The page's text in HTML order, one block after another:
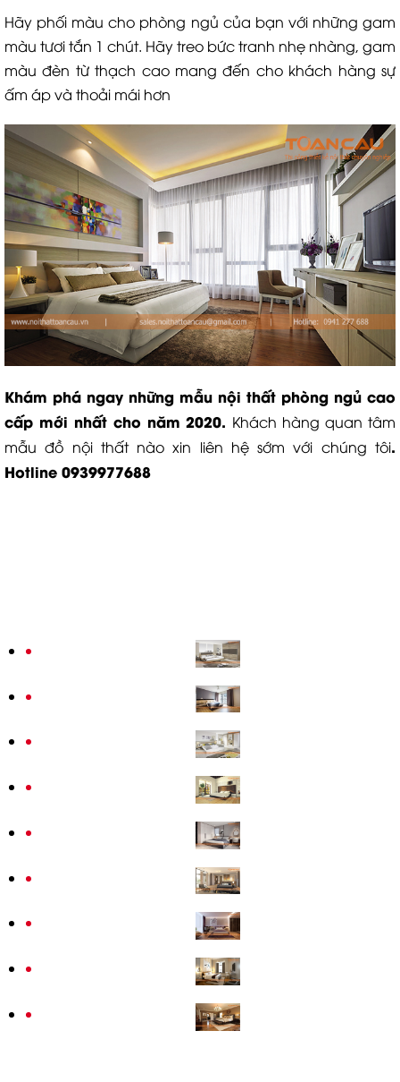
Hãy phối màu cho phòng ngủ của bạn với những gam
màu tươi tắn 1 chút. Hãy treo bức tranh nhẹ nhàng, gam
màu đèn từ thạch cao mang đến cho khách hàng sự
ấm áp và thoải mái hơn
Khám phá ngay những mẫu nội thất phòng ngủ cao
cấp mới nhất cho năm 2020. Khách hàng quan tâm
mẫu đồ nội thất nào xin liên hệ sớm với chúng tôi.
Hotline 0939977688